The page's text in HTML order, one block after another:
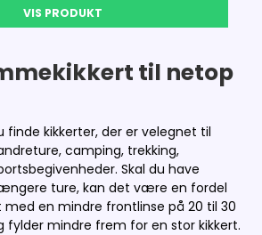
VIS PRODUKT
til netop
finde kikkerter, der er velegnet til
camping, trekking,
Skal du have
ture, kan det være en fordel
en mindre frontlinse på 20 til 30
fylder mindre frem for en stor kikkert.